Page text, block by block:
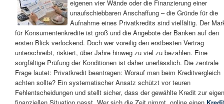
eigenen vier Wände oder die Finanzierung einer
unaufschiebbaren Anschaffung – die Gründe für die
Aufnahme eines Privatkredits sind vielfältig. Der
für Konsumentenkredite ist groß und die Angebote der Banken auf den
ersten Blick verlockend. Doch wer voreilig den erstbesten Vertrag
unterschreibt, riskiert, über Jahre hinweg zu viel zu bezahlen. Eine
sorgfältige Prüfung der Konditionen ist daher unerlässlich. Die zentrale
Frage lautet: Privatkredit beantragen: Worauf man beim Kreditvergleich
achten sollte? Ein systematischer Ansatz schützt vor teuren
Fehlentscheidungen und stellt sicher, dass der gewählte Kredit zur